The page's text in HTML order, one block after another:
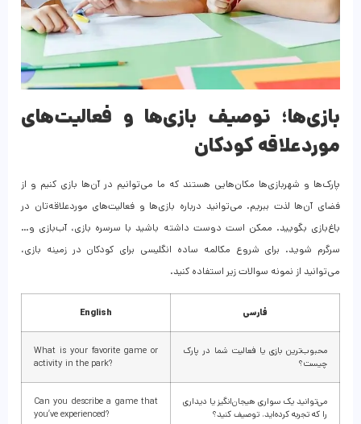
بازی‌ها؛ توصیف بازی‌ها و فعالیت‌های
موردعلاقه کودکان
پارک‌ها و شهربازی‌ها مکان‌هایی هستند که ما می‌توانیم در آن‌ها بازی کنیم و از
فضای آن‌ها لذت ببریم. می‌توانید درباره بازی‌ها و فعالیت‌های موردعلاقه‌تان در
باغ‌بازی بگویید. ممکن است دوست داشته باشید با سرسره بازی، آب‌بازی و…
سرگرم شوید. برای شروع مکالمه ساده انگلیسی برای کودکان در زمینه بازی،
می‌توانید از نمونه سوالات زیر استفاده کنید.
فارسی English
محبوب‌ترین بازی یا فعالیت شما در پارک
چیست؟
What is your favorite game or
activity in the park?
می‌توانید یک سواری هیجان‌انگیز یا دیداری
را که تجربه کرده‌اید، توصیف کنید؟
Can you describe a game that
you’ve experienced?